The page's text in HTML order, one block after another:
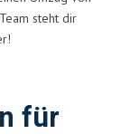
steht dir
für